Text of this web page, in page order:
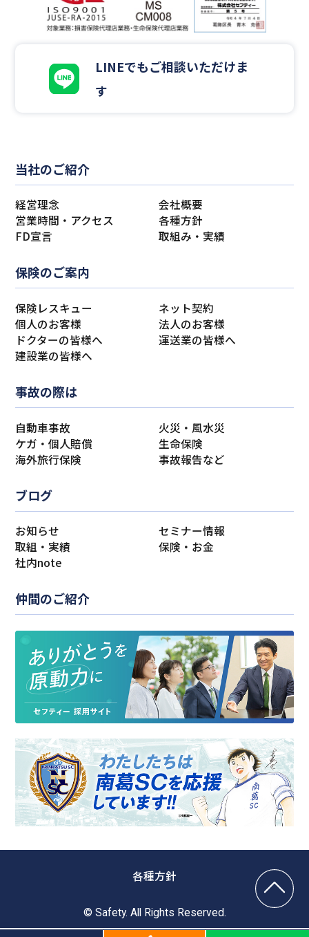
LINEでもご相談いただけま
す
当社のご紹介
経営理念
会社概要
営業時間・アクセス
各種方針
FD宣言
取組み・実績
保険のご案内
保険レスキュー
ネット契約
個人のお客様
法人のお客様
ドクターの皆様へ
運送業の皆様へ
建設業の皆様へ
事故の際は
自動車事故
火災・風水災
ケガ・個人賠償
生命保険
海外旅行保険
事故報告など
ブログ
お知らせ
セミナー情報
取組・実績
保険・お金
社内note
仲間のご紹介
各種方針
© Safety. All Rights Reserved.